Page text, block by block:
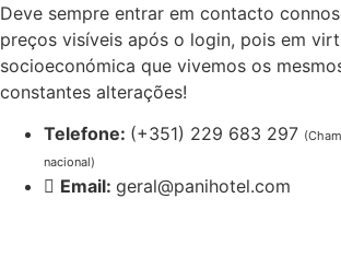
Pular
para
o
conteúdo
Deve sempre entrar em contacto
preços visíveis após o login, pois em
socioeconómica que vivemos os
constantes alterações!
Telefone: (+351) 229 683 297
nacional)
Email: geral@panihotel.com